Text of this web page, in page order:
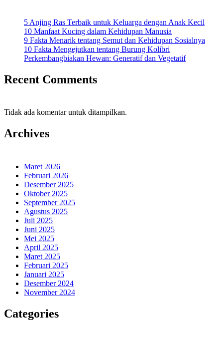
5 Anjing Ras Terbaik untuk Keluarga dengan Anak Kecil
10 Manfaat Kucing dalam Kehidupan Manusia
9 Fakta Menarik tentang Semut dan Kehidupan Sosialnya
10 Fakta Mengejutkan tentang Burung Kolibri
Perkembangbiakan Hewan: Generatif dan Vegetatif
Recent Comments
Tidak ada komentar untuk ditampilkan.
Archives
Maret 2026
Februari 2026
Desember 2025
Oktober 2025
September 2025
Agustus 2025
Juli 2025
Juni 2025
Mei 2025
April 2025
Maret 2025
Februari 2025
Januari 2025
Desember 2024
November 2024
Categories